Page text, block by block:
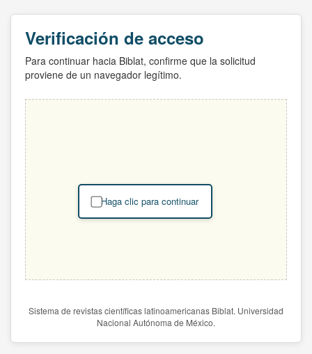
Verificación de acceso
Para continuar hacia Biblat, confirme que la solicitud
proviene de un navegador legítimo.
Haga clic para continuar
Sistema de revistas científicas latinoamericanas Biblat. Universidad
Nacional Autónoma de México.